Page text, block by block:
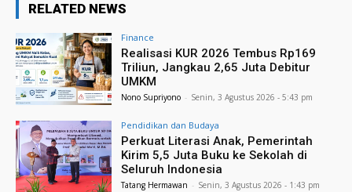
RELATED NEWS
Finance
Realisasi KUR 2026 Tembus Rp169
Triliun, Jangkau 2,65 Juta Debitur
UMKM
Nono Supriyono - Senin, 3 Agustus 2026 - 5:43 pm
Pendidikan dan Budaya
Perkuat Literasi Anak, Pemerintah
Kirim 5,5 Juta Buku ke Sekolah di
Seluruh Indonesia
Tatang Hermawan - Senin, 3 Agustus 2026 - 1:43 pm